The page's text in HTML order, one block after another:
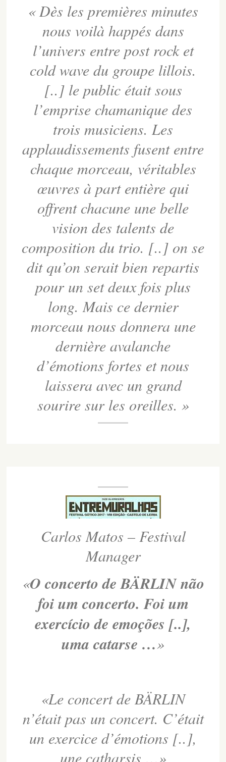
« Dès les premières minutes
nous voilà happés dans
l’univers entre post rock et
cold wave du groupe lillois.
[..] le public était sous
l’emprise chamanique des
trois musiciens. Les
applaudissements fusent entre
chaque morceau, véritables
œuvres à part entière qui
offrent chacune une belle
vision des talents de
composition du trio. [..] on se
dit qu’on serait bien repartis
pour un set deux fois plus
long. Mais ce dernier
morceau nous donnera une
dernière avalanche
d’émotions fortes et nous
laissera avec un grand
sourire sur les oreilles. »
Carlos Matos – Festival
Manager
«O concerto de BÄRLIN não
foi um concerto. Foi um
exercício de emoções [..],
uma catarse …»
«Le concert de BÄRLIN
n’était pas un concert. C’était
un exercice d’émotions [..],
une catharsis …»